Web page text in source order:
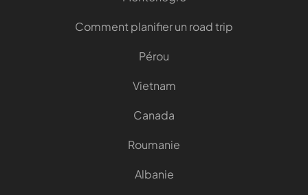
Comment planifier un road trip
Pérou
Vietnam
Canada
Roumanie
Albanie